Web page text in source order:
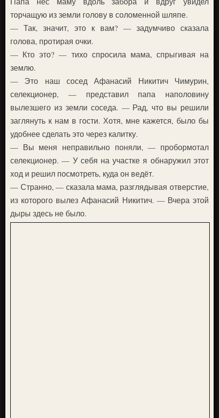
торчащую из земли голову в соломенной шляпе.
— Так, значит, это к вам? — задумчиво сказала
голова, протирая очки.
— Кто это? — тихо спросила мама, спрыгивая на
землю.
— Это наш сосед Афанасий Никитич Чимурин,
селекционер, — представил папа наполовину
вылезшего из земли соседа. — Рад, что вы решили
заглянуть к нам в гости. Хотя, мне кажется, было бы
удобнее сделать это через калитку.
— Вы меня неправильно поняли, — пробормотал
селекционер. — У себя на участке я обнаружил этот
ход и решил посмотреть, куда он ведёт.
— Странно, — сказала мама, разглядывая отверстие,
из которого вылез Афанасий Никитич. — Вчера этой
дыры здесь не было.